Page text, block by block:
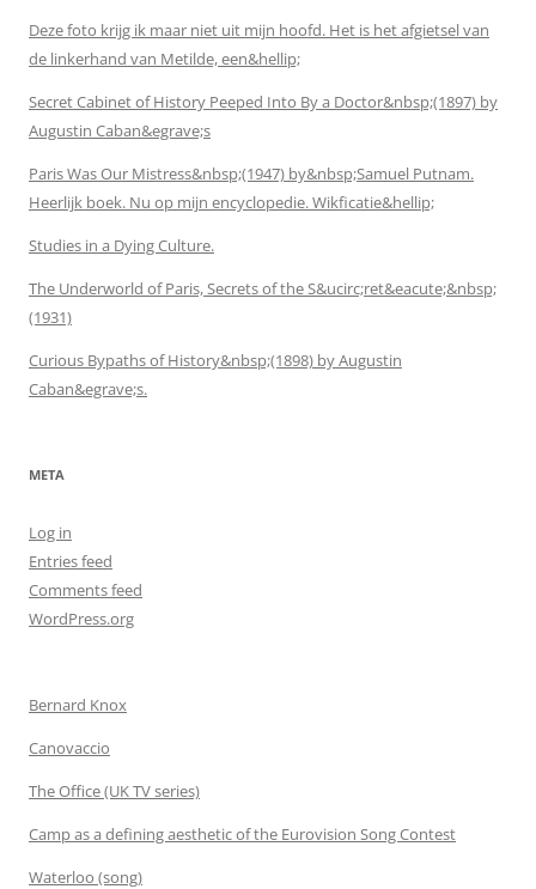
Deze foto krijg ik maar niet uit mijn hoofd. Het is het afgietsel van
de linkerhand van Metilde, een&hellip;
Secret Cabinet of History Peeped Into By a Doctor&nbsp;(1897) by
Augustin Caban&egrave;s
Paris Was Our Mistress&nbsp;(1947) by&nbsp;Samuel Putnam.
Heerlijk boek. Nu op mijn encyclopedie. Wikficatie&hellip;
Studies in a Dying Culture.
The Underworld of Paris, Secrets of the S&ucirc;ret&eacute;&nbsp;
(1931)
Curious Bypaths of History&nbsp;(1898) by Augustin
Caban&egrave;s.
META
Log in
Entries feed
Comments feed
WordPress.org
Bernard Knox
Canovaccio
The Office (UK TV series)
Camp as a defining aesthetic of the Eurovision Song Contest
Waterloo (song)